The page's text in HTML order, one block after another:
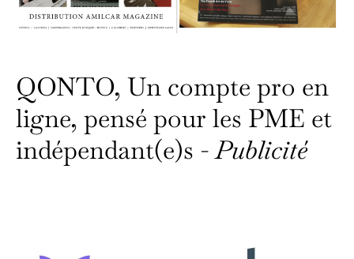
QONTO, Un compte pro en
ligne, pensé pour les PME et
indépendant(e)s -Publicité